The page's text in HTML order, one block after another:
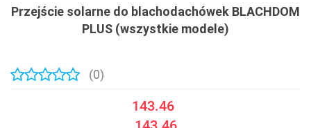
Przejście solarne do blachodachówek BLACHDOM
PLUS (wszystkie modele)
(0)
143.46